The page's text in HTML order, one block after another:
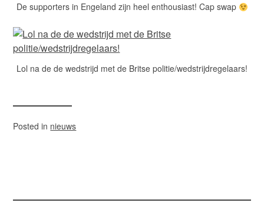
De supporters in Engeland zijn heel enthousiast! Cap swap
Lol na de de wedstrijd met de Britse politie/wedstrijdregelaars!
Posted in nieuws